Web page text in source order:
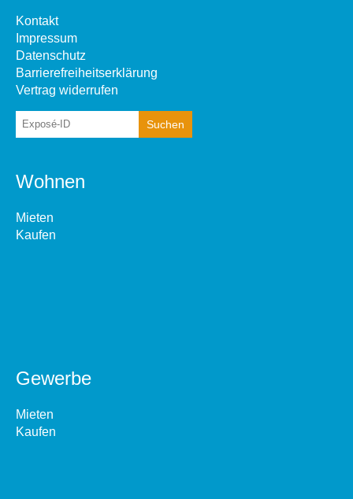
Kontakt
Impressum
Datenschutz
Barrierefreiheitserklärung
Vertrag widerrufen
Wohnen
Mieten
Kaufen
Gewerbe
Mieten
Kaufen